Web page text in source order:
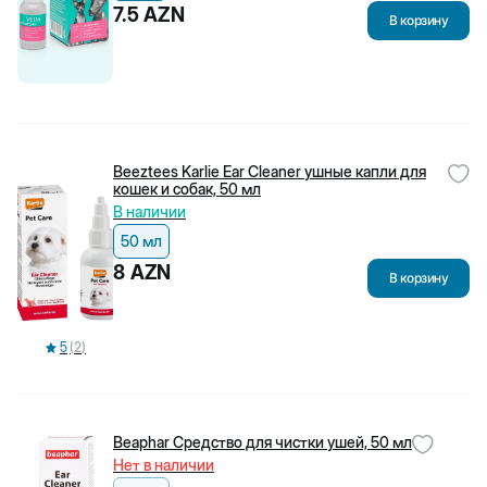
7.5 AZN В корзину
5 (2)
Beeztees Karlie Ear Cleaner ушные капли для
кошек и собак, 50 мл
В наличии
50 мл
8 AZN В корзину
Beaphar Средство для чистки ушей, 50 мл
Нет в наличии
Biopet Shop
О нас
Популярные категории
Сухой корм для собак
Сухие корма для кошек
Корм для кошек
Наполнители для кошек
Корм для котят
Популярные бренды
Flexi
Beeztees
Помощь
Часто задаваемые вопросы
Правила оценки товаров